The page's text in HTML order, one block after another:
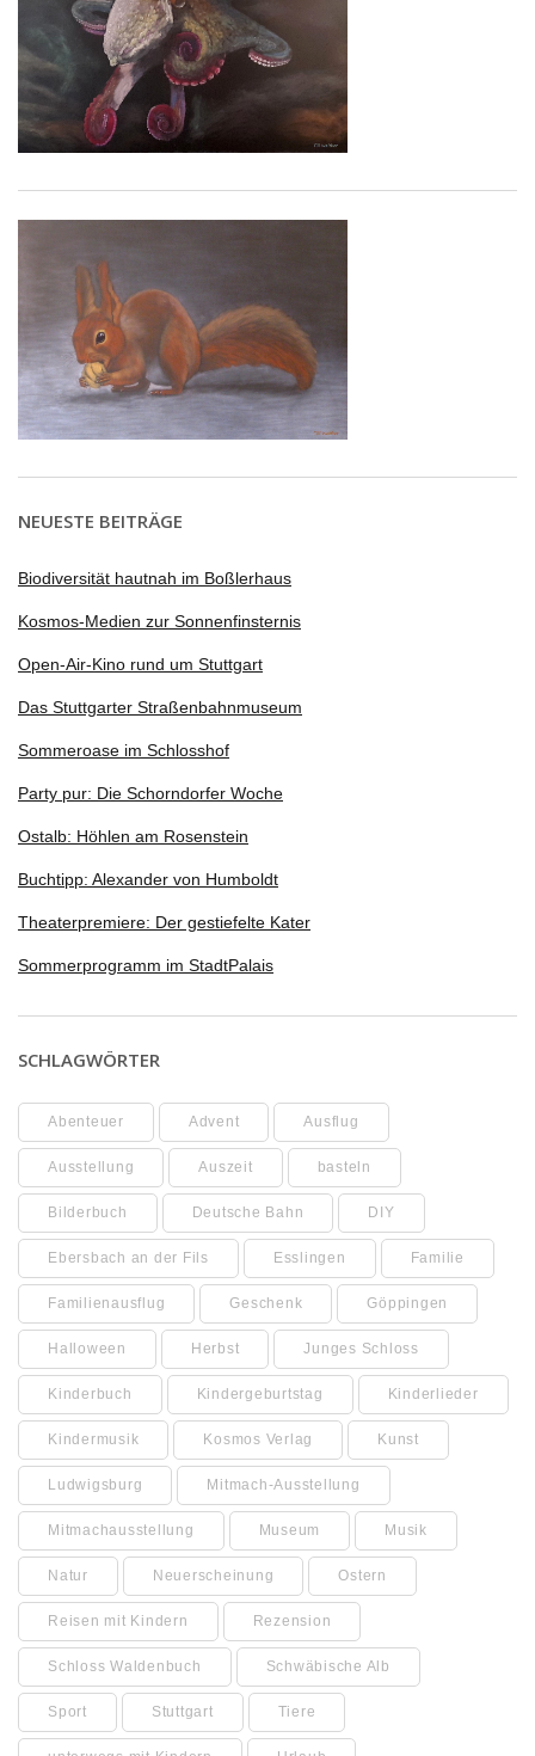
NEUESTE BEITRÄGE
Biodiversität hautnah im Boßlerhaus
Kosmos-Medien zur Sonnenfinsternis
Open-Air-Kino rund um Stuttgart
Das Stuttgarter Straßenbahnmuseum
Sommeroase im Schlosshof
Party pur: Die Schorndorfer Woche
Ostalb: Höhlen am Rosenstein
Buchtipp: Alexander von Humboldt
Theaterpremiere: Der gestiefelte Kater
Sommerprogramm im StadtPalais
SCHLAGWÖRTER
Abenteuer Advent Ausflug
Ausstellung Auszeit basteln
Bilderbuch Deutsche Bahn DIY
Ebersbach an der Fils Esslingen Familie
Familienausflug Geschenk Göppingen
Halloween Herbst Junges Schloss
Kinderbuch Kindergeburtstag Kinderlieder
Kindermusik Kosmos Verlag Kunst
Ludwigsburg Mitmach-Ausstellung
Mitmachausstellung Museum Musik
Natur Neuerscheinung Ostern
Reisen mit Kindern Rezension
Schloss Waldenbuch Schwäbische Alb
Sport Stuttgart Tiere